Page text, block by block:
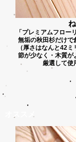
「プレミアムフロ
無垢の秋田杉だけで
（厚さはなんと42
節が少なく・木質が
厳選して使
オススメ